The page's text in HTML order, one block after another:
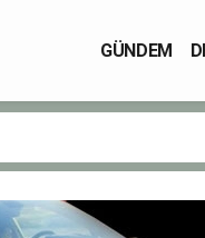
GÜNDEM